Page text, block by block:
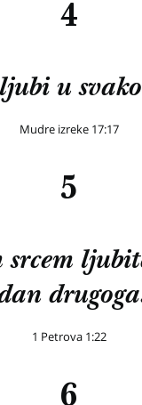
4
u
Mudre izreke 17:17
5
srcem
1 Petrova 1:22
6